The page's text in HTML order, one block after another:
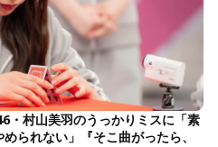
・村山美羽のうっかりミスに「素
られない」『そこ曲がったら、